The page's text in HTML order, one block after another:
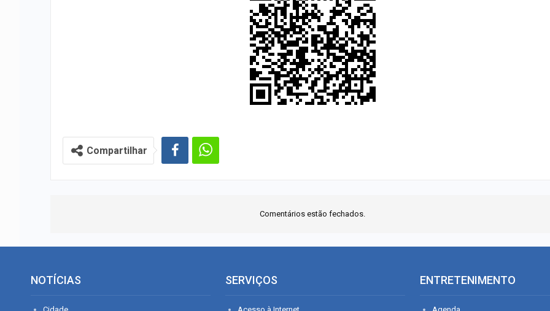
Compartilhar
Comentários estão fechados.
NOTÍCIAS SERVIÇOS ENTRETENIMENTO